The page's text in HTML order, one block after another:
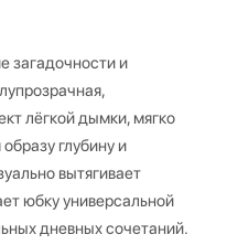
загадочности и
лёгкой дымки, мягко
глубину и
вытягивает
юбку универсальной
дневных сочетаний.